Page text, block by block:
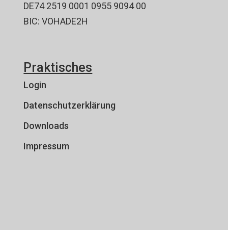
DE74 2519 0001 0955 9094 00
BIC: VOHADE2H
Praktisches
Login
Datenschutzerklärung
Downloads
Impressum